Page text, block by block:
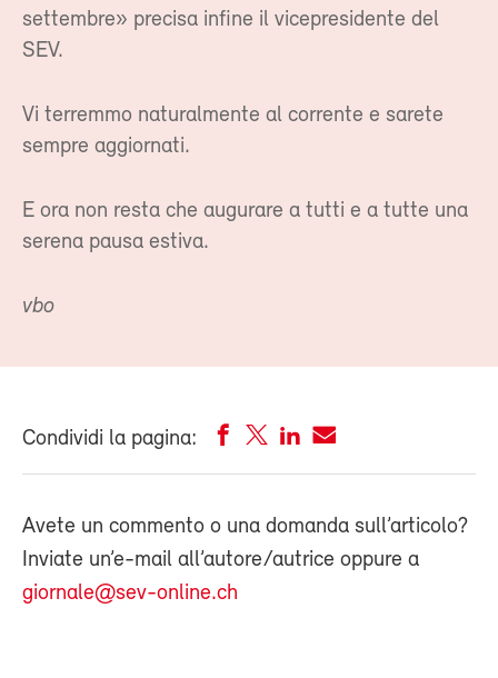
settembre» precisa infine il vicepresidente del
SEV.
Vi terremmo naturalmente al corrente e sarete
sempre aggiornati.
E ora non resta che augurare a tutti e a tutte una
serena pausa estiva.
vbo
Condividi la pagina:
Avete un commento o una domanda sull’articolo?
Inviate un’e-mail all’autore/autrice oppure a
giornale@sev-online.ch